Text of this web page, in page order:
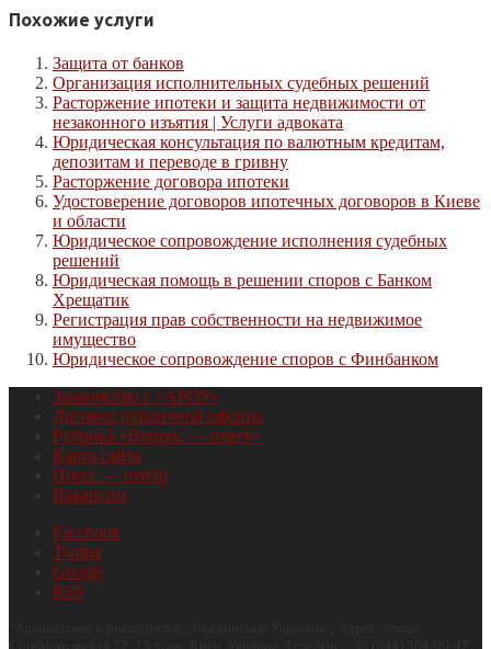
Похожие услуги
Защита от банков
Организация исполнительных судебных решений
Расторжение ипотеки и защита недвижимости от
незаконного изъятия | Услуги адвоката
Юридическая консультация по валютным кредитам,
депозитам и переводе в гривну
Расторжение договора ипотеки
Удостоверение договоров ипотечных договоров в Киеве
и области
Юридическое сопровождение исполнения судебных
решений
Юридическая помощь в решении споров с Банком
Хрещатик
Регистрация прав собственности на недвижимое
имущество
Юридическое сопровождение споров с Финбанком
Знакомство с «АРОУ»
Договор публичной оферты
Рубрика «Вопрос — ответ»
Карта сайта
Пресс — центр
Вакансии
Facebook
Twitter
Google
RSS